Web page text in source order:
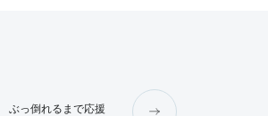
ぶっ倒れるまで応援
応援しています。頑張ってくだ